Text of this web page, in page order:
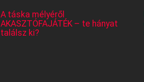
A táska mélyéről
AKASZTÓFAJÁTÉK – te hányat
találsz ki?